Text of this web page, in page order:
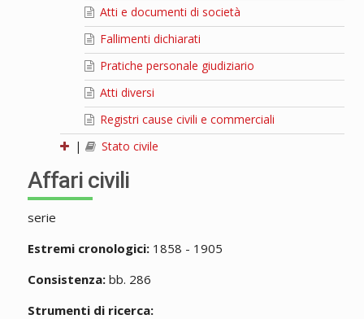
Atti e documenti di società
Fallimenti dichiarati
Pratiche personale giudiziario
Atti diversi
Registri cause civili e commerciali
|
Stato civile
Affari civili
serie
Estremi cronologici:1858 - 1905
Consistenza:bb. 286
Strumenti di ricerca: